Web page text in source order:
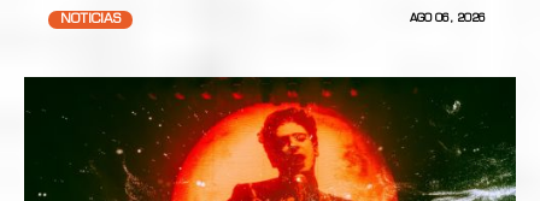
NOTICIAS AGO 06, 2026